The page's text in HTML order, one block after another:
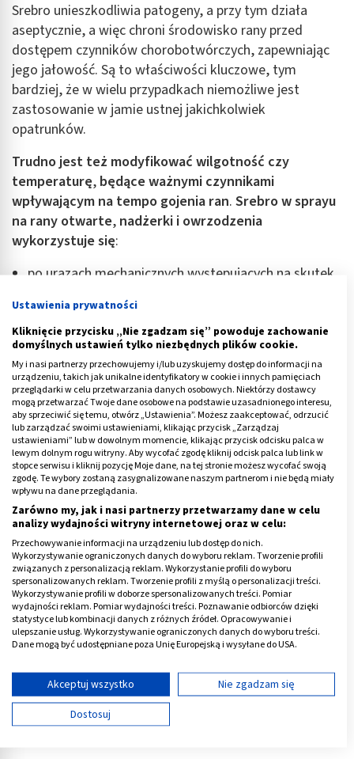
Srebro unieszkodliwia patogeny, a przy tym działa
aseptycznie, a więc chroni środowisko rany przed
dostępem czynników chorobotwórczych, zapewniając
jego jałowość. Są to właściwości kluczowe, tym
bardziej, że w wielu przypadkach niemożliwe jest
zastosowanie w jamie ustnej jakichkolwiek
opatrunków.
Trudno jest też modyfikować wilgotność czy
temperaturę, będące ważnymi czynnikami
wpływającym na tempo gojenia ran. Srebro w sprayu
na rany otwarte, nadżerki i owrzodzenia
wykorzystuje się:
po urazach mechanicznych występujących na skutek
użytkowania aparatów ortodontycznych i protez
etc.,
po zabiegach stomatologicznych i operacjach
chirurgicznych,
w przypadku schorzeń powodujących uszkodzenia
błon śluzowych jamy ustnej, takich jakzapalenie
dziąseł, paradontoza, cukrzyca, nowotwory, HIV, a
także niedoborów witamin i minerałów skutkujących
krwawieniami ze śluzówki;
Reklama
Ustawienia prywatności
Kliknięcie przycisku „Nie zgadzam się” powoduje zachowanie
domyślnych ustawień tylko niezbędnych plików cookie.
My i nasi partnerzy przechowujemy i/lub uzyskujemy dostęp do informacji na
urządzeniu, takich jak unikalne identyfikatory w cookie i innych pamięciach
przeglądarki w celu przetwarzania danych osobowych. Niektórzy dostawcy
mogą przetwarzać Twoje dane osobowe na podstawie uzasadnionego interesu,
aby sprzeciwić się temu, otwórz „Ustawienia”. Możesz zaakceptować, odrzucić
lub zarządzać swoimi ustawieniami, klikając przycisk „Zarządzaj
ustawieniami” lub w dowolnym momencie, klikając przycisk odcisku palca w
lewym dolnym rogu witryny. Aby wycofać zgodę kliknij odcisk palca lub link w
stopce serwisu i kliknij pozycję Moje dane, na tej stronie możesz wycofać swoją
zgodę. Te wybory zostaną zasygnalizowane naszym partnerom i nie będą miały
wpływu na dane przeglądania.
Zarówno my, jak i nasi partnerzy przetwarzamy dane w celu
analizy wydajności witryny internetowej oraz w celu:
Przechowywanie informacji na urządzeniu lub dostęp do nich.
Wykorzystywanie ograniczonych danych do wyboru reklam. Tworzenie profili
związanych z personalizacją reklam. Wykorzystanie profili do wyboru
spersonalizowanych reklam. Tworzenie profili z myślą o personalizacji treści.
Wykorzystywanie profili w doborze spersonalizowanych treści. Pomiar
wydajności reklam. Pomiar wydajności treści. Poznawanie odbiorców dzięki
statystyce lub kombinacji danych z różnych źródeł. Opracowywanie i
ulepszanie usług. Wykorzystywanie ograniczonych danych do wyboru treści.
Dane mogą być udostępniane poza Unię Europejską i wysyłane do USA.
Wyświetl listę partnerów (11 dostawców IAB)
Używamy Twoich danych w następujących celach:
Cele przetwarzania IAB:
Akceptuj wszystko
Nie zgadzam się
Dostosuj